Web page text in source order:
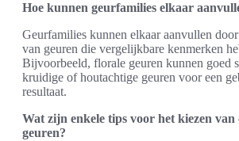
Hoe kunnen geurfamilies elkaar
Geurfamilies kunnen elkaar aanvullen
van geuren die vergelijkbare kenmerken
Bijvoorbeeld, florale geuren kunnen goed
kruidige of houtachtige geuren voor een
resultaat.
Wat zijn enkele tips voor het kiezen van
geuren?